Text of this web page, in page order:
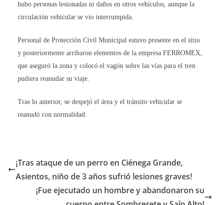
hubo personas lesionadas ni daños en otros vehículos, aunque la
circulación vehicular se vio interrumpida.
Personal de Protección Civil Municipal estuvo presente en el sitio
y posteriormente arribaron elementos de la empresa FERROMEX,
que aseguró la zona y colocó el vagón sobre las vías para el tren
pudiera reanudar su viaje.
Tras lo anterior, se despejó el área y el tránsito vehicular se
reanudó con normalidad.
¡Tras ataque de un perro en Ciénega Grande,
Asientos, niño de 3 años sufrió lesiones graves!
¡Fue ejecutado un hombre y abandonaron su